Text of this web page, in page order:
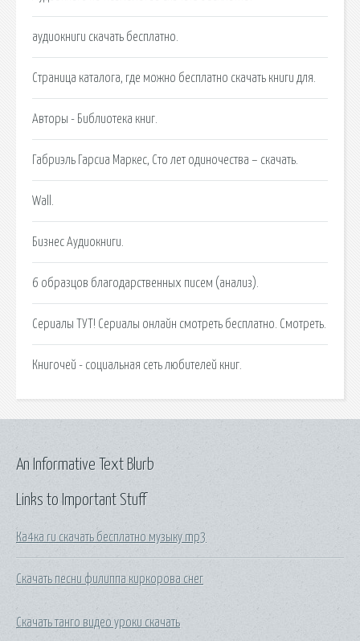
аудиокниги скачать бесплатно.
Страница каталога, где можно бесплатно скачать книги для.
Авторы - Библиотека книг.
Габриэль Гарсиа Маркес, Сто лет одиночества – скачать.
Wall.
Бизнес Аудиокниги.
6 образцов благодарственных писем (анализ).
Сериалы ТУТ! Сериалы онлайн смотреть бесплатно. Смотреть.
Книгочей - социальная сеть любителей книг.
Links to Important Stuff
Ка4ка ru скачать бесплатно музыку mp3
Скачать песни филиппа киркорова снег
Скачать танго видео уроки скачать
An Informative Text Blurb